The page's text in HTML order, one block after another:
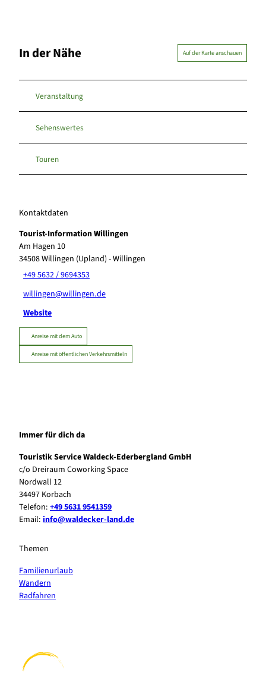
In der Nähe Auf der Karte anschauen
Veranstaltung
Sehenswertes
Touren
Kontaktdaten
Tourist-Information Willingen
Am Hagen 10
34508Willingen (Upland) - Willingen
+49 5632 / 9694353
willingen@willingen.de
Website
Anreise mit dem Auto
Anreise mit öffentlichen Verkehrsmitteln
Immer für dich da
Touristik Service Waldeck-Ederbergland GmbH
c/o Dreiraum Coworking Space
Nordwall 12
34497 Korbach
Telefon: +49 5631 9541359
Email: info@waldecker-land.de
Themen
Familienurlaub
Wandern
Radfahren
b
n
t t
u